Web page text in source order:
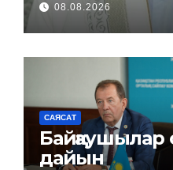
08.08.2026
САЯСАТ
Байқаушылар
дайын